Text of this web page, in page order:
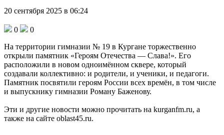
20 сентября 2025 в 06:24
0
0
На территории гимназии № 19 в Кургане торжественно
открыли памятник «Героям Отечества — Слава!». Его
расположили в новом одноимённом сквере, который
создавали коллективно: и родители, и ученики, и педагоги.
Памятник посвятили героям России всех времён, в том числе
и выпускнику гимназии Роману Баженову.
Эти и другие новости можно прочитать на kurganfm.ru, а
также на сайте oblast45.ru.